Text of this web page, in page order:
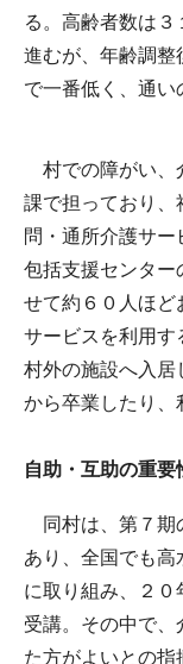
る。高齢者数は
進むが、年齢調整
で一番低く、通い
村での障がい、
課で担っており、
問・通所介護サ
包括支援センター
せて約６０人ほど
サービスを利用す
村外の施設へ入居
から卒業したり、
自助・互助の重要
同村は、第７期
あり、全国でも高
に取り組み、２０
受講。その中で、
た方がよいとの